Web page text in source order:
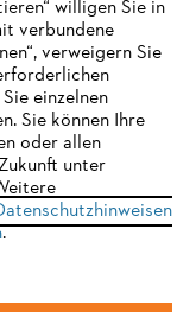
unterstützen. Für
wir Ihnen, zu
willigen Sie in
verbundene
verweigern Sie
einzelnen
Sie können Ihre
oder allen
unter
.